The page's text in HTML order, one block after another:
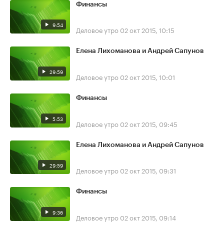
9:54
Финансы
Деловое утро 02 окт 2015, 10:15
29:59
Елена Лихоманова и Андрей Сапунов
Деловое утро 02 окт 2015, 10:01
5:53
Финансы
Деловое утро 02 окт 2015, 09:45
29:59
Елена Лихоманова и Андрей Сапунов
Деловое утро 02 окт 2015, 09:31
9:36
Финансы
Деловое утро 02 окт 2015, 09:14